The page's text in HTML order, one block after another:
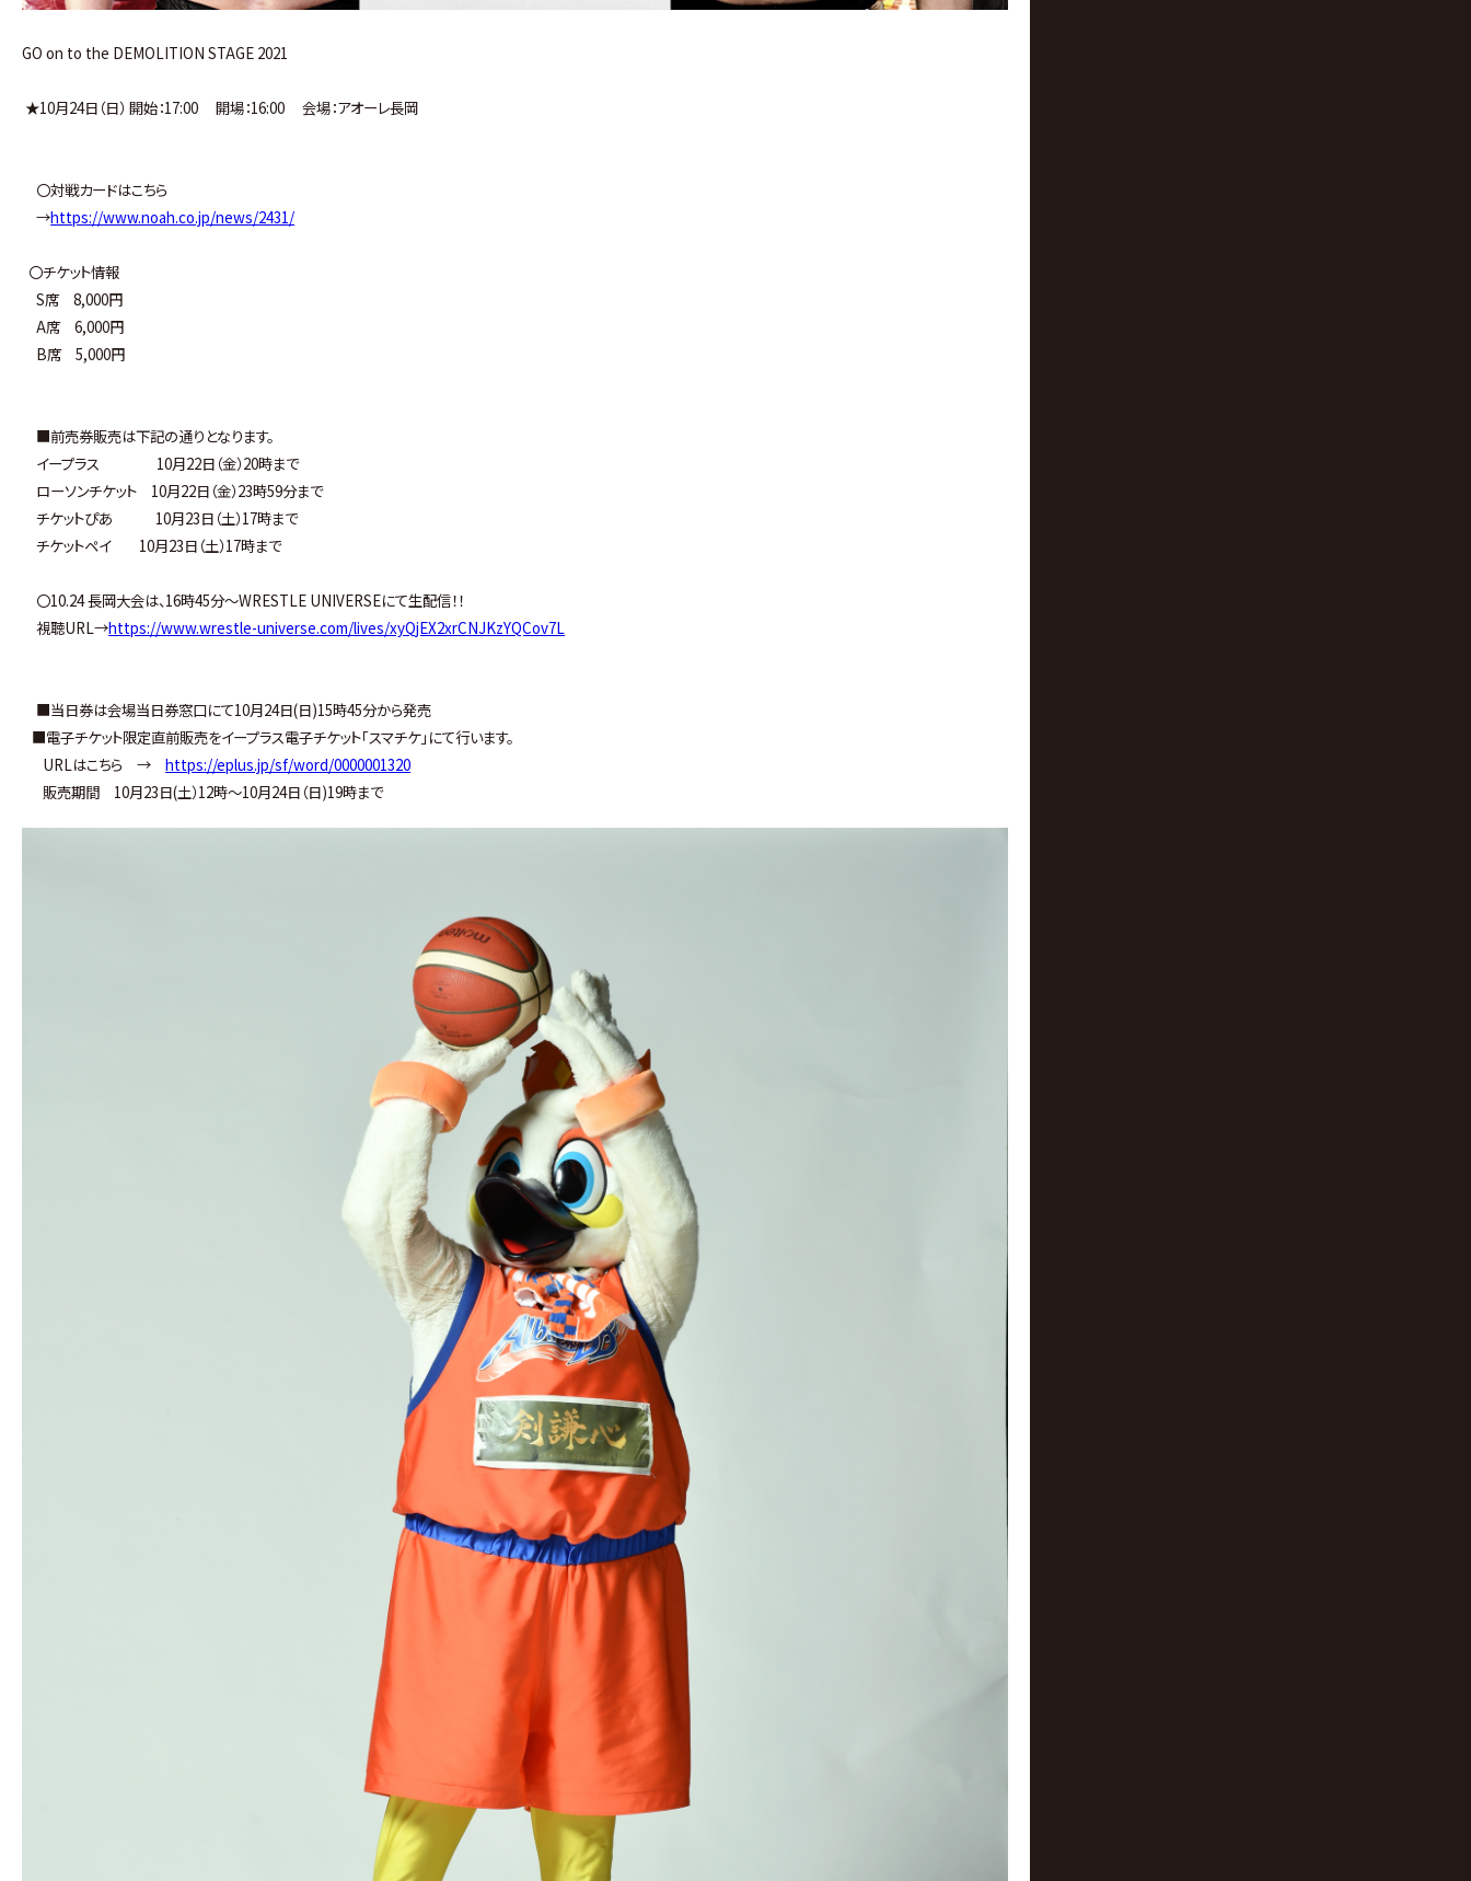
GO on to the DEMOLITION STAGE 2021
★10月24日（日） 開始：17:00 開場：16:00 会場：アオーレ長岡
〇対戦カードはこちら
→https://www.noah.co.jp/news/2431/
〇チケット情報
S席 8,000円
A席 6,000円
B席 5,000円
■前売券販売は下記の通りとなります。
イープラス 10月22日（金）20時まで
ローソンチケット 10月22日（金）23時59分まで
チケットぴあ 10月23日（土）17時まで
チケットペイ 10月23日（土）17時まで
〇10.24 長岡大会は、16時45分～WRESTLE UNIVERSEにて生配信！！
視聴URL→https://www.wrestle-universe.com/lives/xyQjEX2xrCNJKzYQCov7L
■当日券は会場当日券窓口にて10月24日(日)15時45分から発売
■電子チケット限定直前販売をイープラス電子チケット｢スマチケ｣にて行います。
URLはこちら →https://eplus.jp/sf/word/0000001320
販売期間 10月23日(土）12時～10月24日（日)19時まで